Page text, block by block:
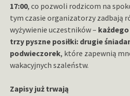
17:00, co pozwoli rodzicom na
tym czasie organizatorzy zadbają
wyżywienie uczestników –
trzy pyszne posiłki: drugie
podwieczorek, które zapewnią
wakacyjnych szaleństw.
Zapisy już trwają